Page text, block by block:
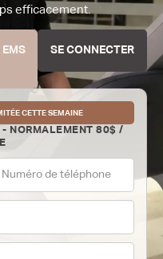
efficacement.
EMS
SE CONNECTER
CETTE SEMAINE
- NORMALEMENT 80$ /